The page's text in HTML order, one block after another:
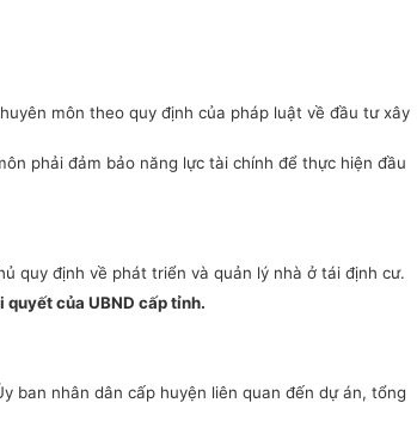
môn theo quy định của pháp luật về đầu tư xây
phải đảm bảo năng lực tài chính để thực hiện đầu
quy định về phát triển và quản lý nhà ở tái định cư.
của UBND cấp tỉnh.
ban nhân dân cấp huyện liên quan đến dự án, tổng